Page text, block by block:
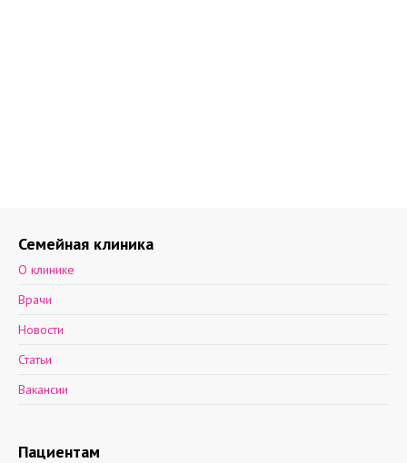
Семейная клиника
О клинике
Врачи
Новости
Статьи
Вакансии
Пациентам